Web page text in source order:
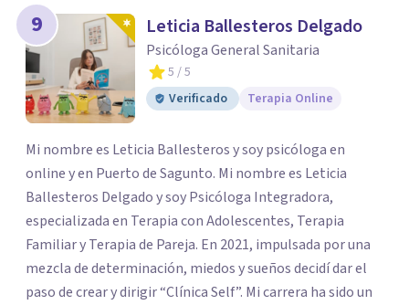
9 Leticia Ballesteros Delgado
Psicóloga General Sanitaria
5 / 5
Verificado
Terapia Online
Mi nombre es Leticia Ballesteros y soy psicóloga en
online y en Puerto de Sagunto. Mi nombre es Leticia
Ballesteros Delgado y soy Psicóloga Integradora,
especializada en Terapia con Adolescentes, Terapia
Familiar y Terapia de Pareja. En 2021, impulsada por una
mezcla de determinación, miedos y sueños decidí dar el
paso de crear y dirigir “Clínica Self”. Mi carrera ha sido un